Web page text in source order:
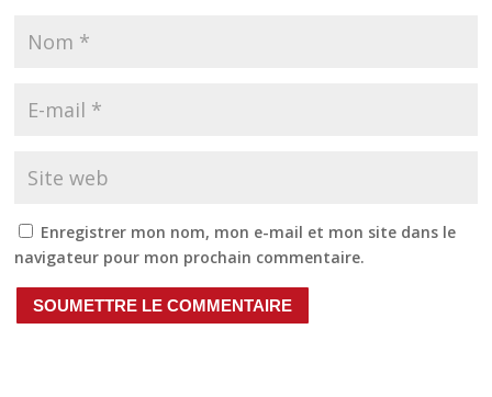
Enregistrer mon nom, mon e-mail et mon site dans le
navigateur pour mon prochain commentaire.
SOUMETTRE LE COMMENTAIRE